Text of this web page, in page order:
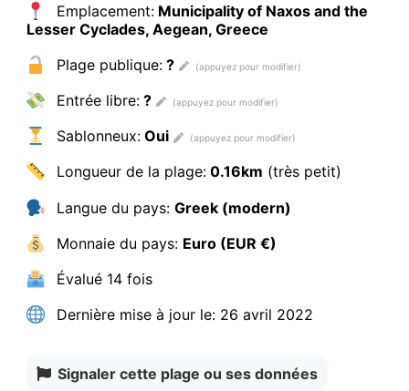
Emplacement:Municipality of Naxos and the
Lesser Cyclades, Aegean, Greece
Plage publique:?
Entrée libre:?
Sablonneux:Oui
Longueur de la plage:0.16km (très petit)
Langue du pays: Greek (modern)
Monnaie du pays: Euro (EUR €)
Évalué14 fois
Dernière mise à jour le:26 avril 2022
Signaler cette plage ou ses données